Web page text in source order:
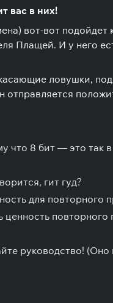
вас в них!
вот-вот
Плащей. И у него
ловушки,
что 8 бит — это так в
гит гуд?
для повторного
ценность повторного
руководство! (Оно